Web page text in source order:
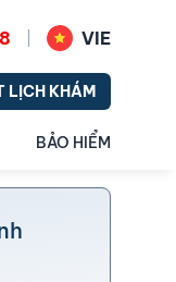
VIE
LỊCH KHÁM
BẢO HIỂM